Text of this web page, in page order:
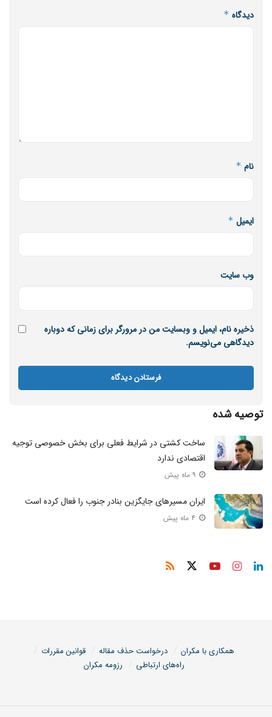
دیدگاه *
نام *
ایمیل *
وب‌ سایت
ذخیره نام، ایمیل و وبسایت من در مرورگر برای زمانی که دوباره
دیدگاهی می‌نویسم.
توصیه شده
ساخت کشتی در شرایط فعلی برای بخش خصوصی توجیه
اقتصادی ندارد
ایران مسیر‌های جایگزین بنادر جنوب را فعال کرده است
همکاری با مکران درخواست حذف مقاله
قوانین مقررات
راه‌های ارتباطی
رزومه مکران